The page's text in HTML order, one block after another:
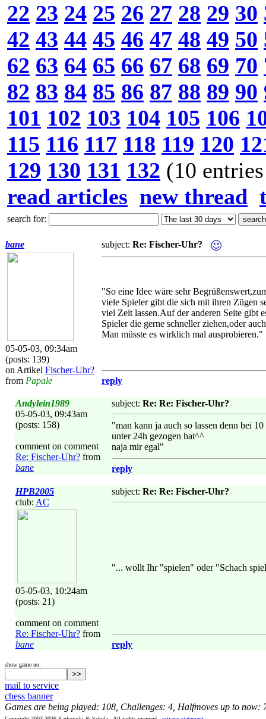
22 23 24 25 26 27 28 29 30
42 43 44 45 46 47 48 49 50
62 63 64 65 66 67 68 69 70
82 83 84 85 86 87 88 89 90
101 102 103 104 105 106
115 116 117 118 119 120
129 130 131 132 (10
read articles new thread
search for:
bane
05-05-03, 09:34am
(posts: 139)
on Artikel Fischer-Uhr?
from Papale
subject: Re: Fischer-Uhr?
"So eine Idee wäre sehr
viele Spieler gibt die sich mit ihren Zügen
viel Zeit lassen.Auf der anderen Seite gibt
Spieler die gerne schneller ziehen,oder
Man müsste es wirklich mal ausprobieren."
reply
Andylein1989
05-05-03, 09:43am
(posts: 158)
comment on comment
Re: Fischer-Uhr? from
bane
subject: Re: Re: Fischer-Uhr?
"man kann ja auch so lassen denn bei
unter 24h gezogen hat^^
naja mir egal"
reply
HPB2005
club: AC
05-05-03, 10:24am
(posts: 21)
comment on comment
Re: Fischer-Uhr? from
bane
subject: Re: Re: Fischer-Uhr?
"... wollt Ihr "spielen" oder "Schach
reply
show game no:
mail to service
chess banner
Games are being played: 108, Challenges: 4, Halfmoves up to now: